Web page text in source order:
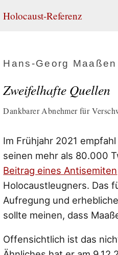
Holocaust-Referenz
Hans-Georg Maaßen
Zweifelhafte Quellen
Dankbarer Abnehmer für
Im Frühjahr 2021
seinen mehr als 80.000
Beitrag eines Antisemiten
Holocaustleugners. Das
Aufregung und
sollte meinen, dass
Offensichtlich ist das